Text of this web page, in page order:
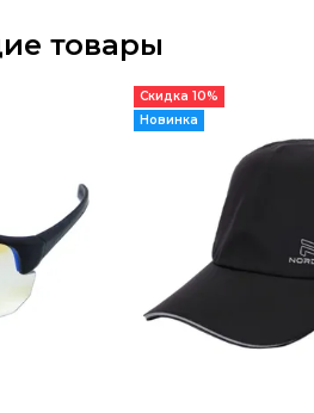
товары
Скидка 10%
Новинка